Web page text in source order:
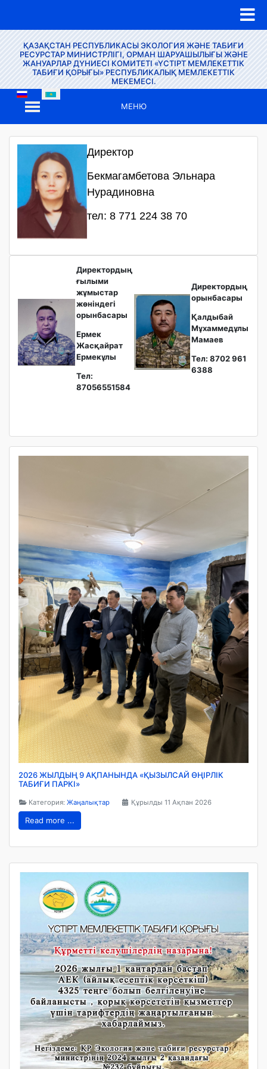
ҚАЗАҚСТАН РЕСПУБЛИКАСЫ ЭКОЛОГИЯ ЖӘНЕ ТАБИҒИ
РЕСУРСТАР МИНИСТРЛІГІ, ОРМАН ШАРУАШЫЛЫҒЫ ЖӘНЕ
ЖАНУАРЛАР ДҮНИЕСІ КОМИТЕТІ «ҮСТІРТ МЕМЛЕКЕТТІК
ТАБИҒИ ҚОРЫҒЫ» РЕСПУБЛИКАЛЫҚ МЕМЛЕКЕТТІК
МЕКЕМЕСІ.
МЕНЮ
Директор
Бекмагамбетова Эльнара
Нурадиновна
тел: 8 771 224 38 70
Директордың
ғылыми
жұмыстар
жөніндегі
орынбасары
Ермек
Жасқайрат
Ермекұлы
Тел:
87056551584
Директордың
орынбасары
Қалдыбай
Мұхаммедұлы
Мамаев
Тел: 8702 961
6388
2026 ЖЫЛДЫҢ 9 АҚПАНЫНДА «ҚЫЗЫЛСАЙ ӨҢІРЛІК
ТАБИҒИ ПАРКІ»
Категория:Жаңалықтар Құрылды 11 Ақпан 2026
Read more ...